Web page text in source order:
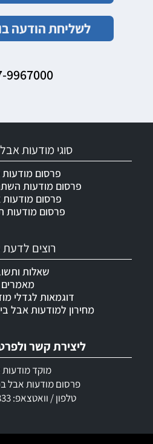
לשליחת הודעה
9967000
ליצירת קשר
מוקד
פרסום מודעות אבל
טלפון / וואטצאפ: 050-5473333
רוצים לדעת
שאלות
מאמרים
דוגמאות לגדלי
מחירון למודעות אבל
סוגי מודעות
פרסום
פרסום מודעות
פרסום
פרסום מודעות